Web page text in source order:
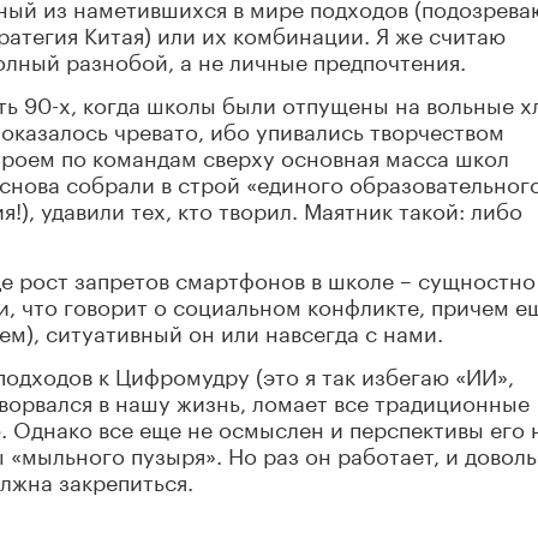
Китая) или их комбинации. Я же считаю
разнобой, а не личные предпочтения.
90-х, когда школы были отпущены на вольные
чревато, ибо упивались творчеством
по командам сверху основная масса школ
собрали в строй «единого
удавили тех, кто творил. Маятник такой: либо
рост запретов смартфонов в школе – сущностно
что говорит о социальном конфликте, причем
ситуативный он или навсегда с нами.
к Цифромудру (это я так избегаю «ИИ»,
в нашу жизнь, ломает все традиционные
все еще не осмыслен и перспективы его
пузыря». Но раз он работает, и
закрепиться.